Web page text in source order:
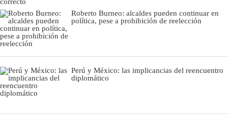
Roberto Burneo: alcaldes pueden continuar en
política, pese a prohibición de reelección
Perú y México: las implicancias del reencuentro
diplomático